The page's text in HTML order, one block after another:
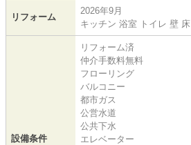
リフォーム
2026年9月
キッチン 浴室 トイレ 壁 床
設備条件
リフォーム済
仲介手数料無料
フローリング
バルコニー
都市ガス
公営水道
公共下水
エレベーター